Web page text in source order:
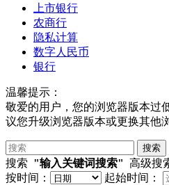
上市银行
农商行
隐私计算
数字人民币
银行
温馨提示：
敬爱的用户，您的浏览器版本过
议您升级浏览器版本或更换其他
搜索 "输入关键词搜索" 高级搜
按时间：
起始时间：